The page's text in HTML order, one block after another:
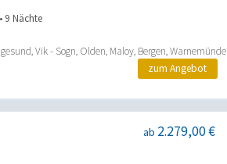
• 9 Nächte
Vik - Sogn, Olden, Maloy, Bergen, Warnemünde
zum Angebot
ab 2.279,00 €